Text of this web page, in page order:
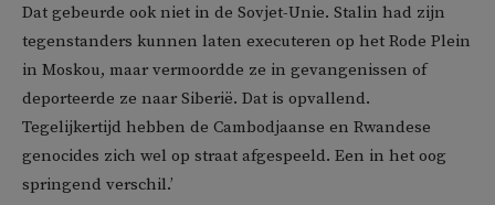
Dat gebeurde ook niet in de Sovjet-Unie. Stalin had zijn
tegenstanders kunnen laten executeren op het Rode Plein
in Moskou, maar vermoordde ze in gevangenissen of
deporteerde ze naar Siberië. Dat is opvallend.
Tegelijkertijd hebben de Cambodjaanse en Rwandese
genocides zich wel op straat afgespeeld. Een in het oog
springend verschil.’